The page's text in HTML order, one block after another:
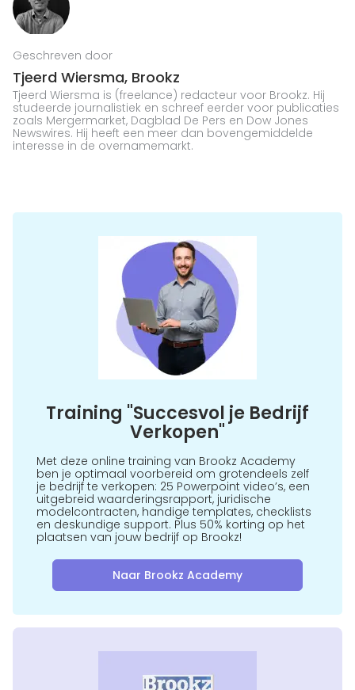
Geschreven door
Tjeerd Wiersma, Brookz
Tjeerd Wiersma is (freelance) redacteur voor Brookz. Hij
studeerde journalistiek en schreef eerder voor publicaties
zoals Mergermarket, Dagblad De Pers en Dow Jones
Newswires. Hij heeft een meer dan bovengemiddelde
interesse in de overnamemarkt.
Training "Succesvol je Bedrijf
Verkopen"
Met deze online training van Brookz Academy
ben je optimaal voorbereid om grotendeels zelf
je bedrijf te verkopen: 25 Powerpoint video’s, een
uitgebreid waarderingsrapport, juridische
modelcontracten, handige templates, checklists
en deskundige support. Plus 50% korting op het
plaatsen van jouw bedrijf op Brookz!
Naar Brookz Academy